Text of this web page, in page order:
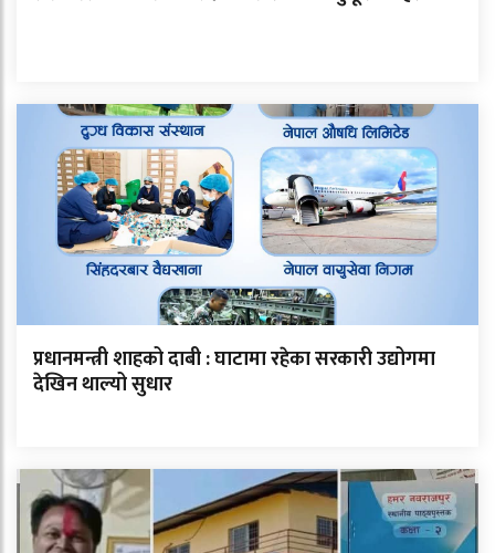
प्रधानमन्त्री शाहको दाबी : घाटामा रहेका सरकारी उद्योगमा
देखिन थाल्यो सुधार